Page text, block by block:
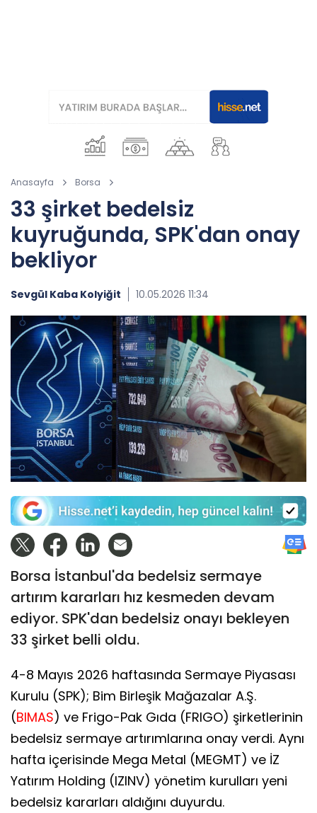
Anasayfa Borsa
33 şirket bedelsiz
kuyruğunda, SPK'dan onay
bekliyor
Sevgül Kaba Kolyiğit 10.05.2026 11:34
Borsa İstanbul'da bedelsiz sermaye
artırım kararları hız kesmeden devam
ediyor. SPK'dan bedelsiz onayı bekleyen
33 şirket belli oldu.
4-8 Mayıs 2026 haftasında Sermaye Piyasası
Kurulu (SPK); Bim Birleşik Mağazalar A.Ş.
(BIMAS) ve Frigo-Pak Gıda (FRIGO) şirketlerinin
bedelsiz sermaye artırımlarına onay verdi. Aynı
hafta içerisinde Mega Metal (MEGMT) ve İZ
Yatırım Holding (IZINV) yönetim kurulları yeni
bedelsiz kararları aldığını duyurdu.